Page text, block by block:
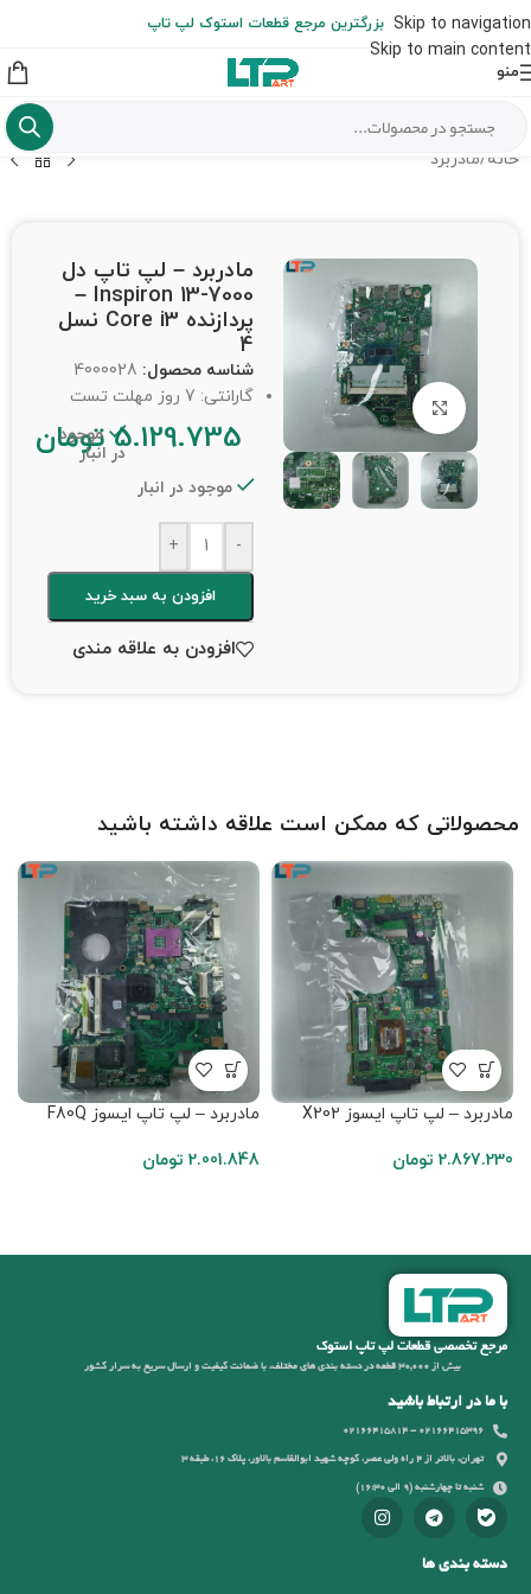
Skip to navigation
Skip to main content
از شهرستان به عهده مشتری است)
بزرگترین مرجع قطعات استوک لپ تاپ
منو
خانه /مادربرد
برای بزرگنمایی کلیک کنید
مادربرد – لپ تاپ دل
Inspiron 13-7000 –
پردازنده Core i3 نسل
4
شناسه محصول: 4000028
گارانتی: 7 روز مهلت تست
5.129.735 تومان
موجود
در انبار
موجود در انبار
-
+
افزودن به سبد خرید
افزودن به علاقه مندی
محصولاتی که ممکن است علاقه داشته باشید
مادربرد – لپ تاپ ایسوز X202
2.867.230 تومان
مادربرد – لپ تاپ ایسوز F80Q
2.001.848 تومان
مرجع تخصصی قطعات لپ تاپ استوک
بیش از 30,000 قطعه در دسته بندی های مختلف، با ضمانت کیفیت و ارسال سریع به سرار کشور
با ما در ارتباط باشید
02166415396 - 02166415814
تهران، بالاتر از 4 راه ولی عصر، کوچه شهید ابوالقاسم بالاور، پلاک 16، طبقه 3
شنبه تا چهارشنبه (9 الی 16:30)
دسته بندی ها